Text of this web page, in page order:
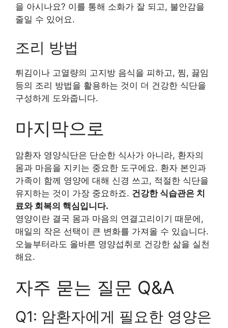
을 아시나요? 이를 통해 소화가 잘 되고, 불안감을
줄일 수 있어요.
조리 방법
튀김이나 고열량의 고지방 음식을 피하고, 찜, 끓임
등의 조리 방법을 활용하는 것이 더 건강한 식단을
구성하게 도와줍니다.
마지막으로
암환자 영양식단은 단순한 식사가 아니라, 환자의
몸과 마음을 지키는 중요한 도구에요. 환자 본인과
가족이 함께 영양에 대해 신경 쓰고, 적절한 식단을
유지하는 것이 가장 중요하죠. 건강한 식습관은 치
료와 회복의 핵심입니다.
영양이란 결국 몸과 마음의 연결고리이기 때문에,
매일의 작은 선택이 큰 변화를 가져올 수 있습니다.
오늘부터라도 올바른 영양섭취로 건강한 삶을 실천
해요.
자주 묻는 질문 Q&A
Q1: 암환자에게 필요한 영양은